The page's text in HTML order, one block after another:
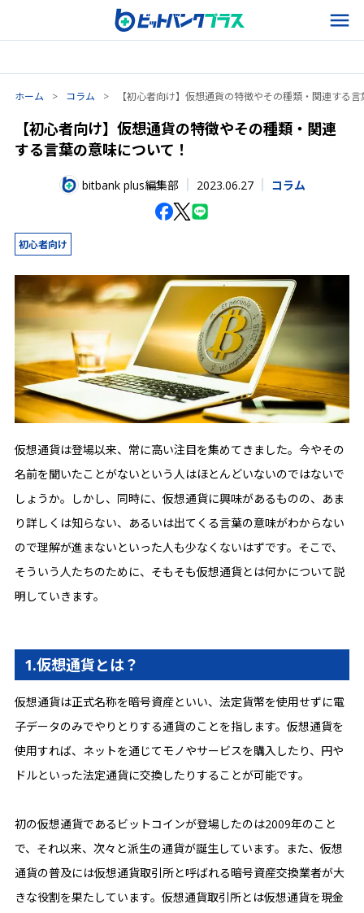
ホーム > コラム > 【初心者向け】仮想通貨の特徴やその種類・関連する
【初心者向け】仮想通貨の特徴やその種類・関連
する言葉の意味について！
bitbank plus編集部 2023.06.27 コラム
初心者向け
仮想通貨は登場以来、常に高い注目を集めてきました。今やその
名前を聞いたことがないという人はほとんどいないのではないで
しょうか。しかし、同時に、仮想通貨に興味があるものの、あま
り詳しくは知らない、あるいは出てくる言葉の意味がわからない
ので理解が進まないといった人も少なくないはずです。そこで、
そういう人たちのために、そもそも仮想通貨とは何かについて説
明していきます。
1.仮想通貨とは？
仮想通貨は正式名称を暗号資産といい、法定貨幣を使用せずに電
子データのみでやりとりする通貨のことを指します。仮想通貨を
使用すれば、ネットを通じてモノやサービスを購入したり、円や
ドルといった法定通貨に交換したりすることが可能です。
初の仮想通貨であるビットコインが登場したのは2009年のこと
で、それ以来、次々と派生の通貨が誕生しています。また、仮想
通貨の普及には仮想通貨取引所と呼ばれる暗号資産交換業者が大
きな役割を果たしています。仮想通貨取引所とは仮想通貨を現金